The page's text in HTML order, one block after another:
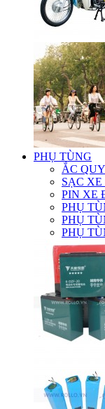
PHỤ TÙNG
ẮC
SẠC
PIN XE
PHỤ
PHỤ
PHỤ